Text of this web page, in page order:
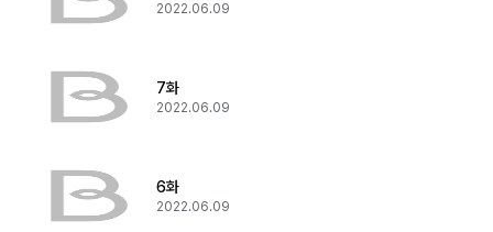
2022.06.09
7화
2022.06.09
6화
2022.06.09